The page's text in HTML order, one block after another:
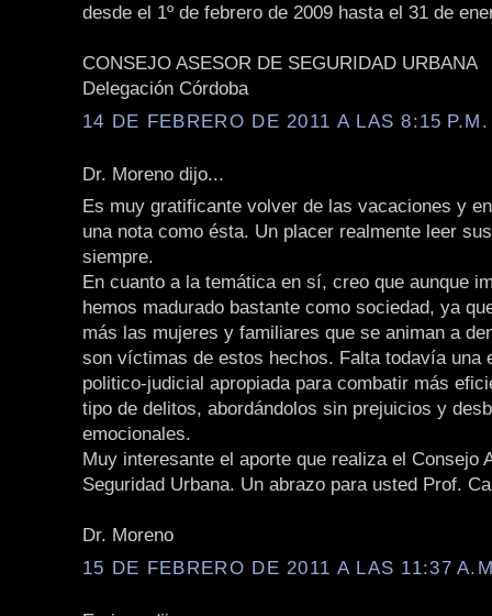
desde el 1º de febrero de 2009 hasta el 31 de
CONSEJO ASESOR DE SEGURIDAD URBANA
Delegación Córdoba
14 DE FEBRERO DE 2011 A LAS 8:15 P.M.
Dr. Moreno dijo...
Es muy gratificante volver de las vacaciones y
una nota como ésta. Un placer realmente leer
siempre.
En cuanto a la temática en sí, creo que aunque
hemos madurado bastante como sociedad, ya
más las mujeres y familiares que se animan a
son víctimas de estos hechos. Falta todavía una
politico-judicial apropiada para combatir más
tipo de delitos, abordándolos sin prejuicios y
emocionales.
Muy interesante el aporte que realiza el Consejo
Seguridad Urbana. Un abrazo para usted Prof.
Dr. Moreno
15 DE FEBRERO DE 2011 A LAS 11:37